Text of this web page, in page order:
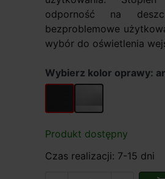
odporność na
bezproblemowe
wybór do oświetlenia
Wybierz kolor oprawy:
antracytsrebrny
Produkt dostępny
Czas realizacji: 7-15 dni